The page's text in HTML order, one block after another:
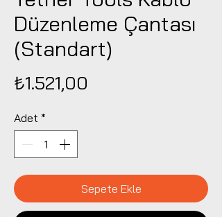
Düzenleme Çantası
(Standart)
₺1.521,00
Adet *
Sepete Ekle